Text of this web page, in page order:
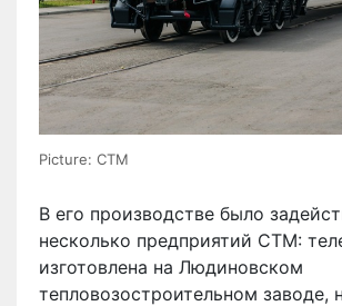
Picture: СТМ
В его производстве было
несколько предприятий СТМ:
изготовлена на Людиновском
тепловозостроительном заводе,